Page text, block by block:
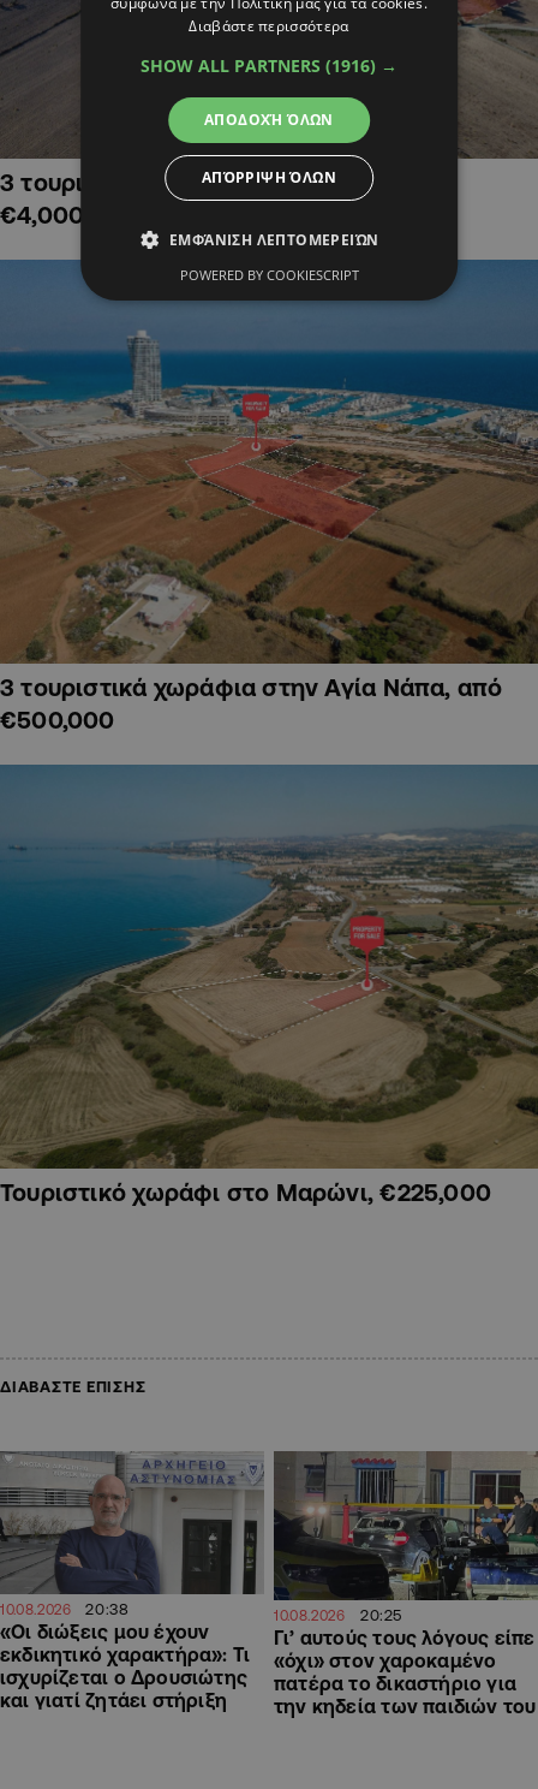
3 τουριστικά χωράφια στην Αλαμινό,
€4,000,000
3 τουριστικά χωράφια στην Αγία Νάπα, από
€500,000
Τουριστικό χωράφι στο Μαρώνι, €225,000
ΔΙΑΒΑΣΤΕ ΕΠΙΣΗΣ
10.08.2026 20:38
«Οι διώξεις μου έχουν
εκδικητικό χαρακτήρα»: Τι
ισχυρίζεται ο Δρουσιώτης
και γιατί ζητάει στήριξη
10.08.2026 20:25
Γι’ αυτούς τους λόγους είπε
«όχι» στον χαροκαμένο
πατέρα το δικαστήριο για
την κηδεία των παιδιών του
Διαβάστε περισσότερα
SHOW ALL PARTNERS (1916) →
ΑΠΟΔΟΧΉ ΌΛΩΝ
ΑΠΌΡΡΙΨΗ ΌΛΩΝ
ΕΜΦΆΝΙΣΗ ΛΕΠΤΟΜΕΡΕΙΏΝ
POWERED BY COOKIESCRIPT